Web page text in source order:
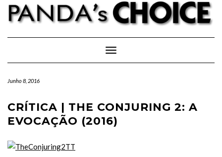
Skip
content
Toggle Navigation
Junho 8, 2016
CRÍTICA | THE CONJURING 2: A
EVOCAÇÃO (2016)